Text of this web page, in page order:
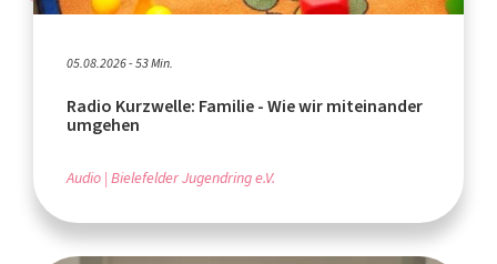
05.08.2026 - 53 Min.
Radio Kurzwelle: Familie - Wie wir miteinander
umgehen
Audio Bielefelder Jugendring e.V.